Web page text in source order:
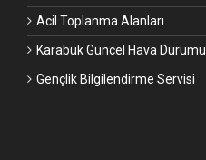
Acil Toplanma Alanları
Karabük Güncel Hava Durumu
Gençlik Bilgilendirme Servisi